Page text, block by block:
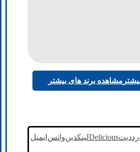
مشاهده برند های بیشتر
رددیتDeliciousلینکدینواتس ایمیل